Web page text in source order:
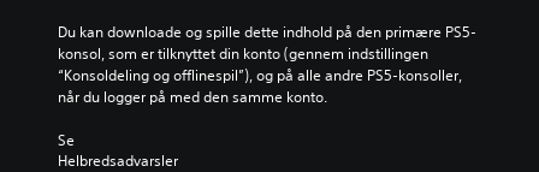
Du kan downloade og spille dette indhold på den primære PS5-
konsol, som er tilknyttet din konto (gennem indstillingen
“Konsoldeling og offlinespil”), og på alle andre PS5-konsoller,
når du logger på med den samme konto.
Se
Helbredsadvarsler